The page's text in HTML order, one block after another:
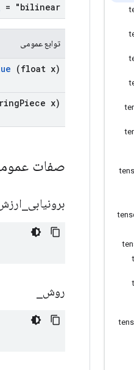
= "bilinear"
توابع عمومی
(float x)
Piece x)
صفات
برونیابی
روش